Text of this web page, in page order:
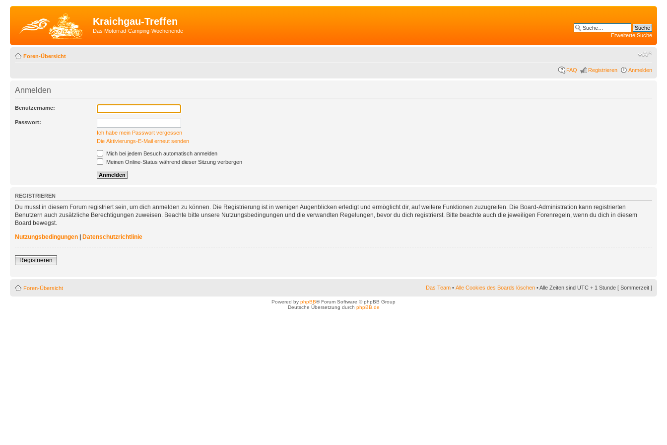
Kraichgau-Treffen
Das Motorrad-Camping-Wochenende
Erweiterte Suche
Foren-Übersicht
FAQ Registrieren Anmelden
Anmelden
Benutzername:
Passwort:
Ich habe mein Passwort vergessen
Die Aktivierungs-E-Mail erneut senden
Mich bei jedem Besuch automatisch anmelden
Meinen Online-Status während dieser Sitzung verbergen
REGISTRIEREN
Du musst in diesem Forum registriert sein, um dich anmelden zu können. Die Registrierung ist in wenigen Augenblicken erledigt und ermöglicht dir, auf weitere Funktionen zuzugreifen. Die Board-Administration kann registrierten
Benutzern auch zusätzliche Berechtigungen zuweisen. Beachte bitte unsere Nutzungsbedingungen und die verwandten Regelungen, bevor du dich registrierst. Bitte beachte auch die jeweiligen Forenregeln, wenn du dich in diesem
Board bewegst.
Nutzungsbedingungen
Datenschutzrichtlinie
Registrieren
Foren-Übersicht Das Team • Alle Cookies des Boards löschen • Alle Zeiten sind UTC + 1 Stunde [ Sommerzeit ]
Powered by phpBB® Forum Software © phpBB Group
Deutsche Übersetzung durch phpBB.de